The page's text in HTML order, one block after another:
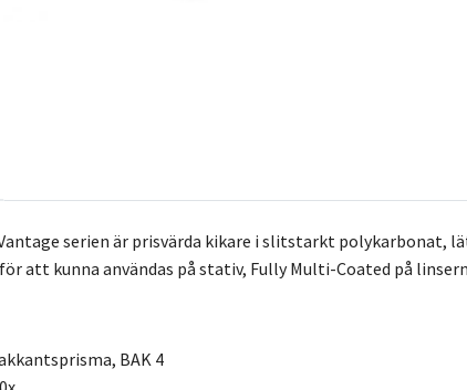
serien är prisvärda kikare i slitstarkt polykarbonat,
att kunna användas på stativ, Fully Multi-Coated på
BAK 4